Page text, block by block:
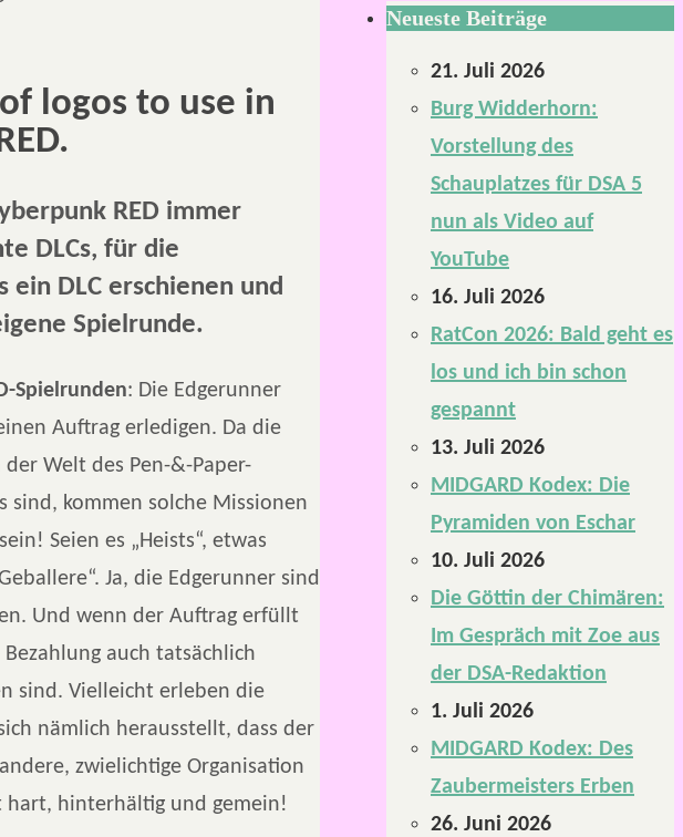
logos to use in
RED immer
DLCs, für die
DLC erschienen und
Spielrunde.
Spielrunden: Die Edgerunner
Auftrag erledigen. Da die
Welt des Pen-&-Paper-
sind, kommen solche Missionen
Seien es „Heists“, etwas
Ja, die Edgerunner sind
Und wenn der Auftrag erfüllt
auch tatsächlich
sind. Vielleicht erleben die
nämlich herausstellt, dass der
zwielichtige Organisation
hart, hinterhältig und gemein!
Neueste Beiträge
21. Juli 2026
Burg Widderhorn:
Vorstellung des
Schauplatzes für DSA 5
nun als Video auf
YouTube
16. Juli 2026
RatCon 2026: Bald geht es
los und ich bin schon
gespannt
13. Juli 2026
MIDGARD Kodex: Die
Pyramiden von Eschar
10. Juli 2026
Die Göttin der Chimären:
Im Gespräch mit Zoe aus
der DSA-Redaktion
1. Juli 2026
MIDGARD Kodex: Des
Zaubermeisters Erben
26. Juni 2026